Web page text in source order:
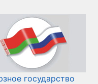
государство